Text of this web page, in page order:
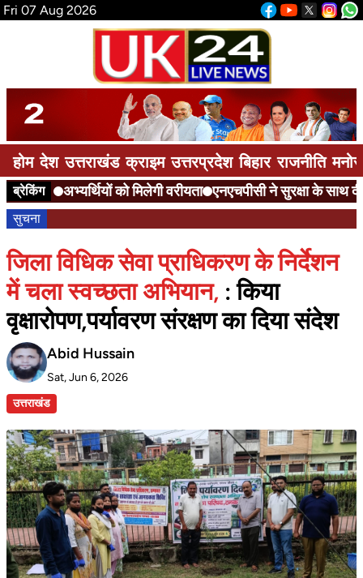
Fri 07 Aug 2026
होम देश उत्तराखंड क्राइम उत्तरप्रदेश बिहार राजनीति
ब्रेकिंग अभ्यर्थियों को मिलेगी वरीयता एनएचपीसी ने सुरक्षा के साथ दी
सुचना
जिला विधिक सेवा प्राधिकरण के निर्देशन
में चला स्वच्छता अभियान, : किया
वृक्षारोपण,पर्यावरण संरक्षण का दिया संदेश
Abid Hussain
Sat, Jun 6, 2026
उत्तराखंड